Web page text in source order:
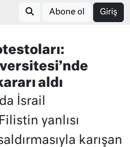
Abone ol Giriş
aldı
İsrail
yanlısı
karışan